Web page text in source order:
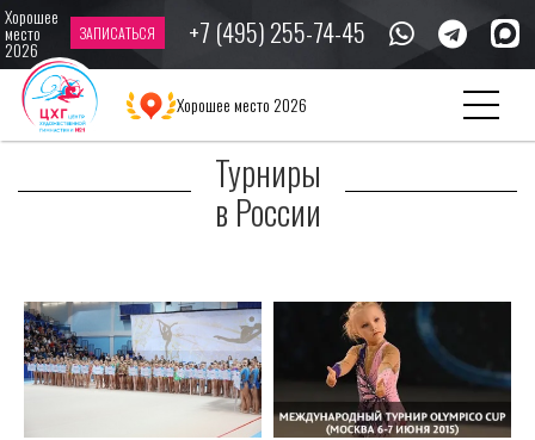
Хорошее
место
2026
ЗАПИСАТЬСЯ +7 (495) 255-74-45
Хорошее место 2026
Главная Галерея Турниры в России
Турниры
в России